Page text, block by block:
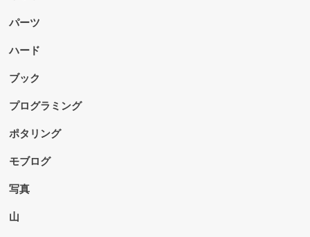
パーツ
ハード
ブック
プログラミング
ポタリング
モブログ
写真
山